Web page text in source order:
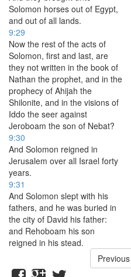
Solomon horses out of Egypt,
and out of all lands.
9:29
Now the rest of the acts of
Solomon, first and last, are
they not written in the book of
Nathan the prophet, and in the
prophecy of Ahijah the
Shilonite, and in the visions of
Iddo the seer against
Jeroboam the son of Nebat?
9:30
And Solomon reigned in
Jerusalem over all Israel forty
years.
9:31
And Solomon slept with his
fathers, and he was buried in
the city of David his father:
and Rehoboam his son
reigned in his stead.
Previous